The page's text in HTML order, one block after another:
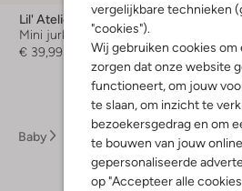
vergelijkbare technieken
"cookies").
Wij gebruiken cookies om
zorgen dat onze website
functioneert, om jouw
te slaan, om inzicht te
bezoekersgedrag en om
te bouwen van jouw
gepersonaliseerde
op "Accepteer alle
Lil' Atelier
Mini jurk
€ 39,99
€
Baby Babykleding Jurken Baby